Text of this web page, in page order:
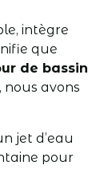
intègre
que
de bassin
avons
jet d’eau
pour